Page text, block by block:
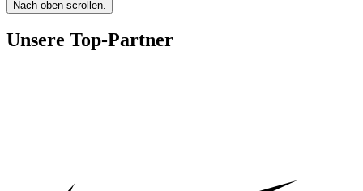
Nach oben scrollen.
Unsere Top-Partner